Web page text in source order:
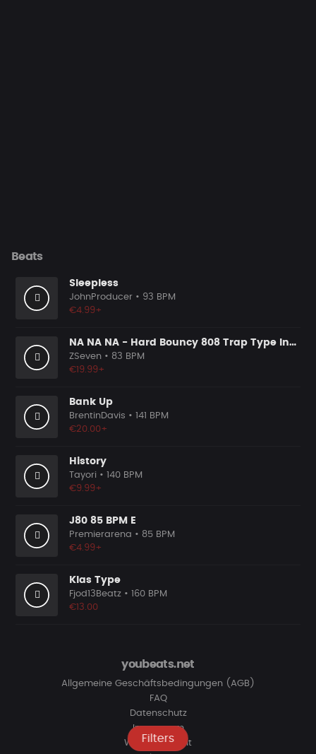
Filters
Beats
Sleepless
JohnProducer • 93 BPM
€4.99+
NA NA NA - Hard Bouncy 808 Trap Type Instrumental
ZSeven • 83 BPM
€19.99+
Bank Up
BrentinDavis • 141 BPM
€20.00+
History
Tayori • 140 BPM
€9.99+
J80 85 BPM E
Premierarena • 85 BPM
€4.99+
Klas Type
Fjod13Beatz • 160 BPM
€13.00
youbeats.net
Allgemeine Geschäftsbedingungen (AGB)
FAQ
Datenschutz
Impressum
Widerrufsrecht